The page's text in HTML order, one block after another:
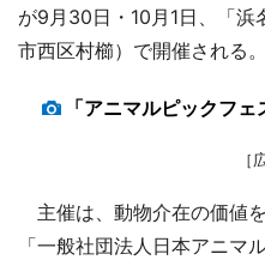
が9月30日・10月1日、「
市西区村櫛）で開催される。
「アニマルピックフ
［
主催は、動物介在の価値
「一般社団法人日本アニマ